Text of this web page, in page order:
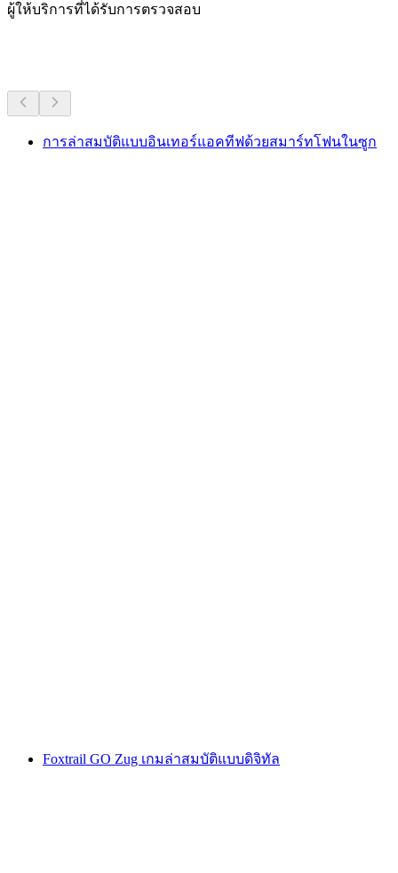
ผู้ให้บริการที่ได้รับการตรวจสอบ
การล่าสมบัติแบบอินเทอร์แอคทีฟด้วยสมาร์ทโฟนในซูก
Foxtrail GO Zug เกมล่าสมบัติแบบดิจิทัล